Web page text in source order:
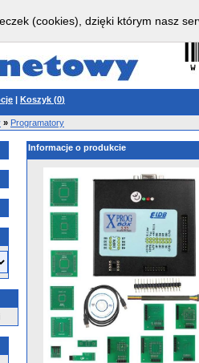
| Koszyk (0)
» Programatory
Informacje o produkcie
(cookies), dzięki którym nasz